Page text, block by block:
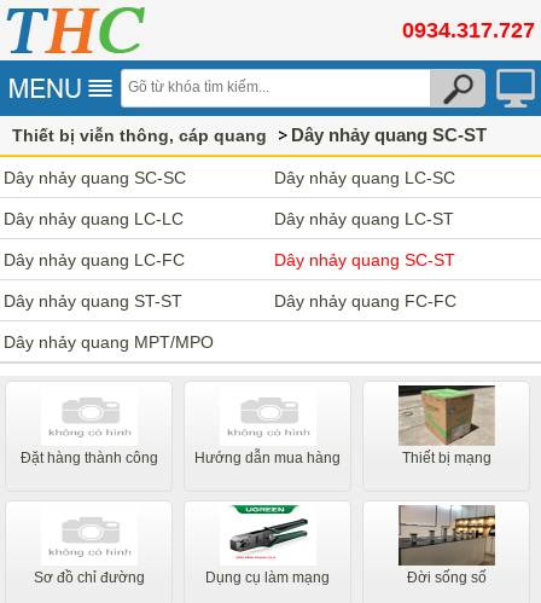
0934.317.727
Thiết bị viễn thông, cáp quang Dây nhảy quang SC-ST
Dây nhảy quang SC-SC Dây nhảy quang LC-SC
Dây nhảy quang LC-LC Dây nhảy quang LC-ST
Dây nhảy quang LC-FC Dây nhảy quang SC-ST
Dây nhảy quang ST-ST Dây nhảy quang FC-FC
Dây nhảy quang MPT/MPO
Đặt hàng thành công Hướng dẫn mua hàng Thiết bị mạng
Sơ đồ chỉ đường Dụng cụ làm mạng Đời sống số